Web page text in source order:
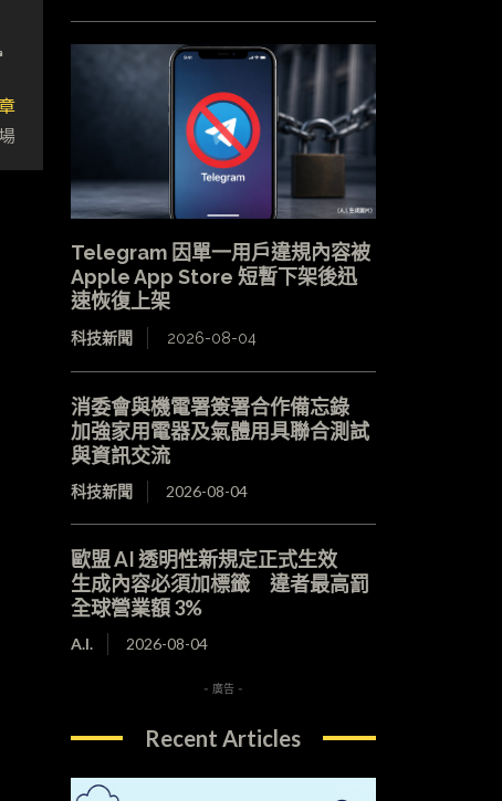
Telegram 因單一用戶違規內容被
Apple App Store 短暫下架後迅
速恢復上架
科技新聞 2026-08-04
消委會與機電署簽署合作備忘錄
加強家用電器及氣體用具聯合測試
與資訊交流
科技新聞 2026-08-04
歐盟 AI 透明性新規定正式生效
生成內容必須加標籤 違者最高罰
全球營業額 3%
A.I. 2026-08-04
- 廣告 -
Recent Articles